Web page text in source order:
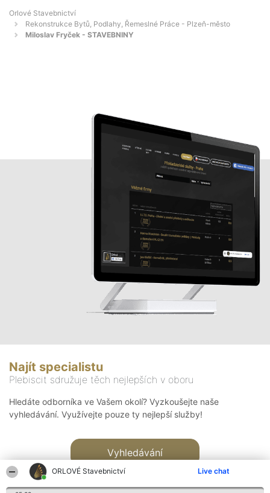
ORLOVÉ Stavebnictví Live chat
Orlové Stavebnictví
Rekonstrukce Bytů, Podlahy, Řemeslné Práce - Plzeň-město
Miloslav Fryček - STAVEBNINY
Najít specialistu
Plebiscit sdružuje těch nejlepších v oboru
Hledáte odborníka ve Vašem okolí? Vyzkoušejte naše
vyhledávání. Využívejte pouze ty nejlepší služby!
Vyhledávání